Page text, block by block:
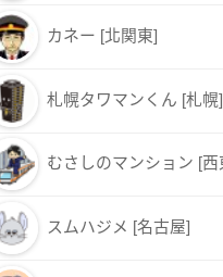
カネー [北関東]
札幌タワマンくん [札幌]
むさしのマンション [西
スムハジメ [名古屋]